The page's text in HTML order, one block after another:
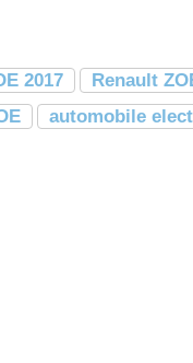
2017
Renault
automobile